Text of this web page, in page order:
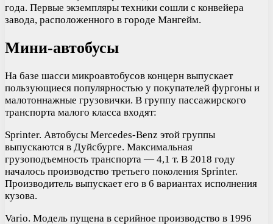
года. Первые экземпляры техники сошли с конвейера
завода, расположенного в городе Мангейм.
Мини-автобусы
На базе шасси микроавтобусов концерн выпускает
пользующиеся популярностью у покупателей фургоны и
малотоннажные грузовички. В группу пассажирского
транспорта малого класса входят:
Sprinter. Автобусы Mercedes-Benz этой группы
выпускаются в Дуйсбурге. Максимальная
грузоподъемность транспорта — 4,1 т. В 2018 году
началось производство третьего поколения Sprinter.
Производитель выпускает его в 6 вариантах исполнения
кузова.
Vario. Модель пущена в серийное производство в 1996